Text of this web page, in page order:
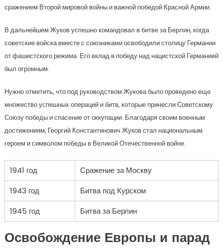
сражением Второй мировой войны и важной победой Красной Армии.
В дальнейшем Жуков успешно командовал в битве за Берлин, когда
советские войска вместе с союзниками освободили столицу Германии
от фашистского режима. Его вклад в победу над нацистской Германией
был огромным.
Нужно отметить, что под руководством Жукова было проведено еще
множество успешных операций и битв, которые принесли Советскому
Союзу победы и спасение от оккупации. Благодаря своим военным
достижениям, Георгий Константинович Жуков стал национальным
героем и символом победы в Великой Отечественной войне.
1941 год
Сражение за Москву
1943 год
Битва под Курском
1945 год
Битва за Берлин
Освобождение Европы и парад